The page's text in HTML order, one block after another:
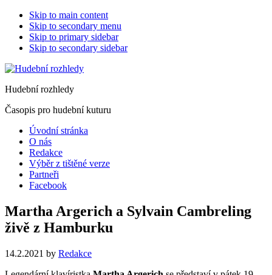
Skip to main content
Skip to secondary menu
Skip to primary sidebar
Skip to secondary sidebar
Hudební rozhledy
Časopis pro hudební kuturu
Úvodní stránka
O nás
Redakce
Výběr z tištěné verze
Partneři
Facebook
Martha Argerich a Sylvain Cambreling
živě z Hamburku
14.2.2021 by Redakce